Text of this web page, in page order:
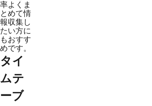
率よくま
とめて情
報収集し
たい方に
もおすす
めです。
タイ
ムテ
ーブ